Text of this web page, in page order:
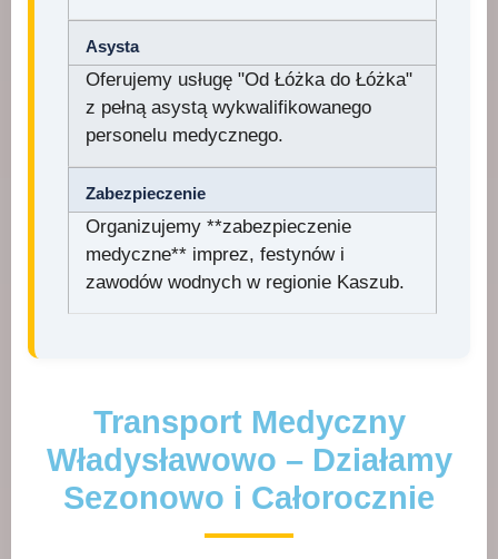
Asysta
Oferujemy usługę "Od Łóżka do Łóżka"
z pełną asystą wykwalifikowanego
personelu medycznego.
Zabezpieczenie
Organizujemy **zabezpieczenie
medyczne** imprez, festynów i
zawodów wodnych w regionie Kaszub.
Transport Medyczny
Władysławowo – Działamy
Sezonowo i Całorocznie